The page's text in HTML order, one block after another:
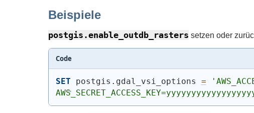
Beispiele
postgis.enable_outdb_rasters setzen oder
Code
SET postgis.gdal_vsi_options =